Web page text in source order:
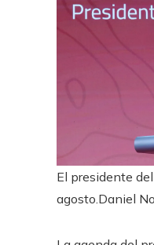
El presidente
agosto. Daniel